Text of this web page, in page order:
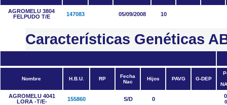
AGROMELU 3804
FELPUDO T/E
147083 05/09/2008 10
Características Genéticas
Nombre H.B.U. RP
Fecha
Nac
Hijos PAVG G-DEP
AGROMELU 4041
LORA -T/E-
155860 S/D 0